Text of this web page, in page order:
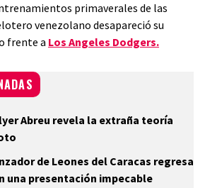
primaverales de las
venezolano desapareció su
frente a Los Angeles Dodgers.
Abreu revela la extraña teoría
de Leones del Caracas regresa
una presentación impecable